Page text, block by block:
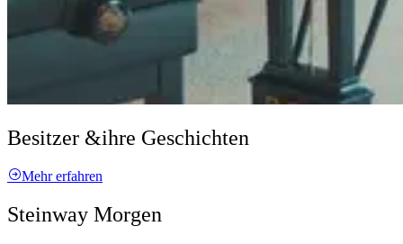
Besitzer &ihre Geschichten
Mehr erfahren
Steinway Morgen